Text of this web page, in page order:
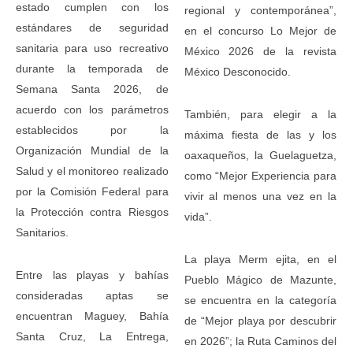
estado cumplen con los
estándares de seguridad
sanitaria para uso recreativo
durante la temporada de
Semana Santa 2026, de
acuerdo con los parámetros
establecidos por la
Organización Mundial de la
Salud y el monitoreo realizado
por la Comisión Federal para
la Protección contra Riesgos
Sanitarios.
Entre las playas y bahías
consideradas aptas se
encuentran Maguey, Bahía
Santa Cruz, La Entrega,
regional y contemporánea”,
en el concurso Lo Mejor de
México 2026 de la revista
México Desconocido.
También, para elegir a la
máxima fiesta de las y los
oaxaqueños, la Guelaguetza,
como “Mejor Experiencia para
vivir al menos una vez en la
vida”.
La playa Merm ejita, en el
Pueblo Mágico de Mazunte,
se encuentra en la categoría
de “Mejor playa por descubrir
en 2026”; la Ruta Caminos del